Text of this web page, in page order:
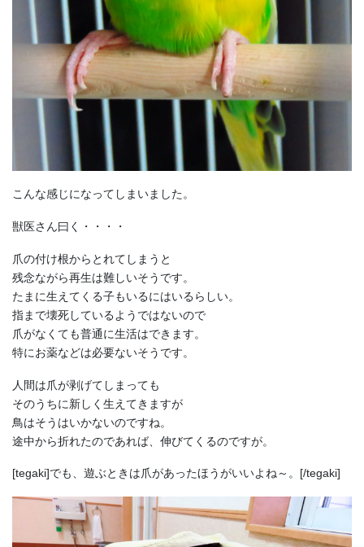
こんな感じになってしまいました。
獣医さん曰く・・・・
爪の付け根からとれてしまうと
残念ながら再生は難しいそうです。
たまに生えてくる子もいるにはいるらしい。
指まで壊死しているようではないので
爪がなくても普通に生活はできます。
特にお薬などは必要ないそうです。
人間は爪が剥げてしまっても
そのうちに新しく生えてきますが
鳥はそうはいかないのですね。
途中から折れたのであれば、伸びてくるのですが。
[tegaki]でも、遊ぶときは爪があったほうがいいよね～。[/tegaki]